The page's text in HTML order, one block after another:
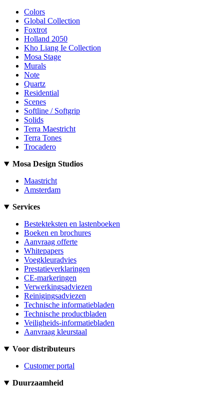
Colors
Global Collection
Foxtrot
Holland 2050
Kho Liang Ie Collection
Mosa Stage
Murals
Note
Quartz
Residential
Scenes
Softline / Softgrip
Solids
Terra Maestricht
Terra Tones
Trocadero
Mosa Design Studios
Maastricht
Amsterdam
Services
Bestekteksten en lastenboeken
Boeken en brochures
Aanvraag offerte
Whitepapers
Voegkleuradvies
Prestatieverklaringen
CE-markeringen
Verwerkingsadviezen
Reinigingsadviezen
Technische informatiebladen
Technische productbladen
Veiligheids-informatiebladen
Aanvraag kleurstaal
Voor distributeurs
Customer portal
Duurzaamheid